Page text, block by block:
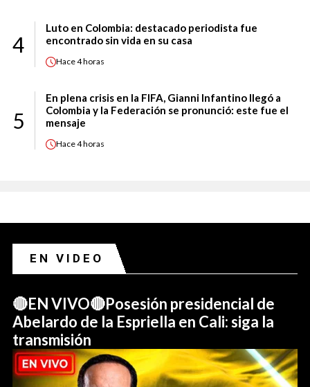
4
Luto en Colombia: destacado periodista fue
encontrado sin vida en su casa
Hace4 horas
5
En plena crisis en la FIFA, Gianni Infantino llegó a
Colombia y la Federación se pronunció: este fue el
mensaje
Hace4 horas
EN VIDEO
🔴EN VIVO🔴Posesión presidencial de
Abelardo de la Espriella en Cali: siga la
transmisión